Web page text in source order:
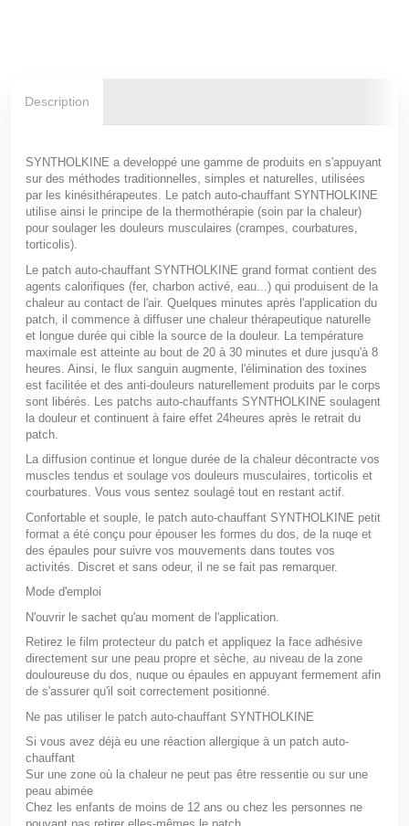
Description
SYNTHOLKINE a developpé une gamme de produits en s'appuyant
sur des méthodes traditionnelles, simples et naturelles, utilisées
par les kinésithérapeutes. Le patch auto-chauffant SYNTHOLKINE
utilise ainsi le principe de la thermothérapie (soin par la chaleur)
pour soulager les douleurs musculaires (crampes, courbatures,
torticolis).
Le patch auto-chauffant SYNTHOLKINE grand format contient des
agents calorifiques (fer, charbon activé, eau...) qui produisent de la
chaleur au contact de l'air. Quelques minutes après l'application du
patch, il commence à diffuser une chaleur thérapeutique naturelle
et longue durée qui cible la source de la douleur. La température
maximale est atteinte au bout de 20 à 30 minutes et dure jusqu'à 8
heures. Ainsi, le flux sanguin augmente, l'élimination des toxines
est facilitée et des anti-douleurs naturellement produits par le corps
sont libérés. Les patchs auto-chauffants SYNTHOLKINE soulagent
la douleur et continuent à faire effet 24heures après le retrait du
patch.
La diffusion continue et longue durée de la chaleur décontracte vos
muscles tendus et soulage vos douleurs musculaires, torticolis et
courbatures. Vous vous sentez soulagé tout en restant actif.
Confortable et souple, le patch auto-chauffant SYNTHOLKINE petit
format a été conçu pour épouser les formes du dos, de la nuqe et
des épaules pour suivre vos mouvements dans toutes vos
activités. Discret et sans odeur, il ne se fait pas remarquer.
Mode d'emploi
N'ouvrir le sachet qu'au moment de l'application.
Retirez le film protecteur du patch et appliquez la face adhésive
directement sur une peau propre et sèche, au niveau de la zone
douloureuse du dos, nuque ou épaules en appuyant fermement afin
de s'assurer qu'il soit correctement positionné.
Ne pas utiliser le patch auto-chauffant SYNTHOLKINE
Si vous avez déjà eu une réaction allergique à un patch auto-
chauffant
Sur une zone où la chaleur ne peut pas être ressentie ou sur une
peau abimée
Chez les enfants de moins de 12 ans ou chez les personnes ne